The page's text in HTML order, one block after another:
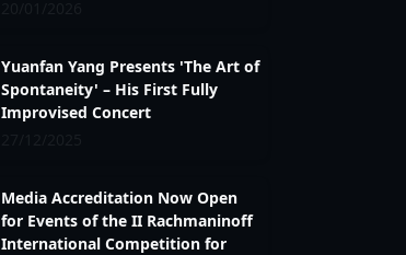
Yuanfan Yang Presents 'The Art of
Spontaneity' – His First Fully
Improvised Concert
Media Accreditation Now Open
for Events of the II Rachmaninoff
International Competition for